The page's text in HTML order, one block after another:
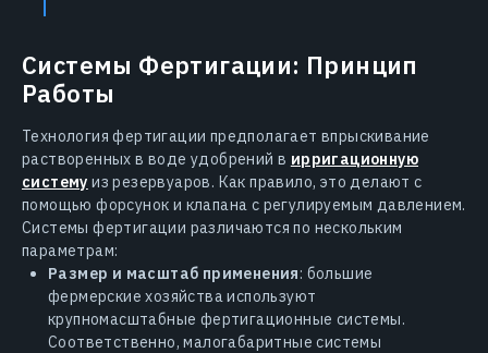
Системы Фертигации: Принцип
Работы
Технология фертигации предполагает впрыскивание
растворенных в воде удобрений в ирригационную
систему из резервуаров. Как правило, это делают с
помощью форсунок и клапана с регулируемым давлением.
Системы фертигации различаются по нескольким
параметрам:
Размер и масштаб применения: большие
фермерские хозяйства используют
крупномасштабные фертигационные системы.
Соответственно, малогабаритные системы